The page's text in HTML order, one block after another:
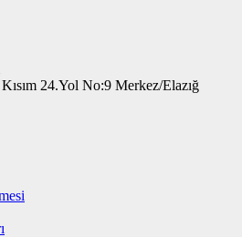
24.Yol No:9 Merkez/Elazığ